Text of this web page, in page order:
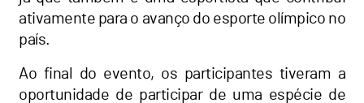
ativamente para o avanço do esporte olímpico no
país.
Ao final do evento, os participantes tiveram a
oportunidade de participar de uma espécie de